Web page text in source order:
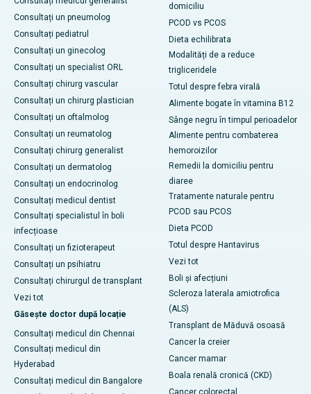
Consultați un pneumolog
Consultați pediatrul
Consultați un ginecolog
Consultați un specialist ORL
Consultați chirurg vascular
Consultați un chirurg plastician
Consultați un oftalmolog
Consultați un reumatolog
Consultați chirurg generalist
Consultați un dermatolog
Consultați un endocrinolog
Consultați medicul dentist
Consultați specialistul în boli
infecțioase
Consultați un fizioterapeut
Consultați un psihiatru
Consultați chirurgul de transplant
Vezi tot
Găsește doctor după locație
Consultați medicul din Chennai
Consultați medicul din
Hyderabad
Consultați medicul din Bangalore
domiciliu
PCOD vs PCOS
Dieta echilibrata
Modalități de a reduce
trigliceridele
Totul despre febra virală
Alimente bogate în vitamina B12
Sânge negru în timpul perioadelor
Alimente pentru combaterea
hemoroizilor
Remedii la domiciliu pentru
diaree
Tratamente naturale pentru
PCOD sau PCOS
Dieta PCOD
Totul despre Hantavirus
Vezi tot
Boli și afecțiuni
Scleroza laterala amiotrofica
(ALS)
Transplant de Măduvă osoasă
Cancer la creier
Cancer mamar
Boala renală cronică (CKD)